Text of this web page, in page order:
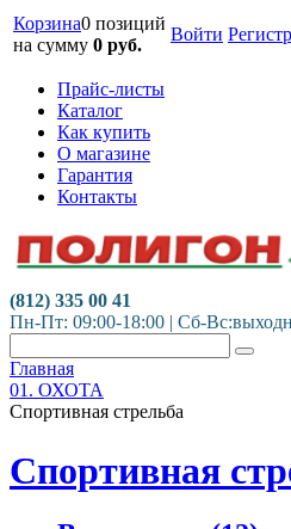
Корзина0 позиций
на сумму 0 руб.
Войти
Прайс-листы
Каталог
Как купить
О магазине
Гарантия
Контакты
(812) 335 00 41
Пн-Пт: 09:00-18:00 | Сб-
Главная
01. ОХОТА
Спортивная стрельба
Спортивная